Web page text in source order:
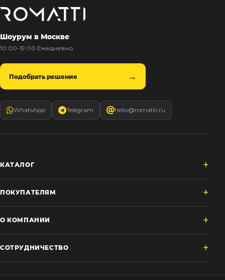
Шоурум в Москве
10:00-19:00 Ежедневно
Подобрать решение
WhatsApp Telegram hello@romatti.ru
КАТАЛОГ
ПОКУПАТЕЛЯМ
О КОМПАНИИ
СОТРУДНИЧЕСТВО